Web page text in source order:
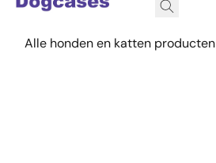
Alle honden en katten producten